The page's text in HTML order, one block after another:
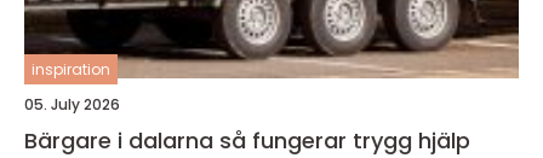
inspiration
05. July 2026
Bärgare i dalarna så fungerar trygg hjälp